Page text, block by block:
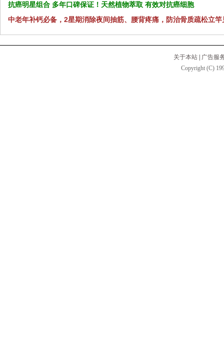
抗癌明星组合 多年口碑保证！天然植物萃取 有效对抗癌细胞
中老年补钙必备，2星期消除夜间抽筋、腰背疼痛，防治骨质疏松立竿
关于本站
广告服
Copyright (C)